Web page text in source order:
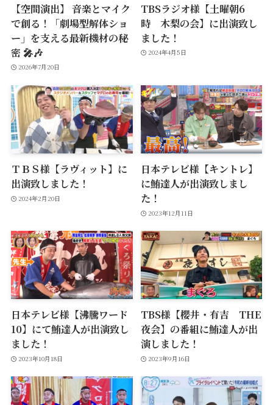
【空間演出】 音楽とマイク
で創る！「劇場型解体ショ
ー」を支える最新機材の秘
密 🎤🎶
2026年7月20日
TBSラジオ様【土曜朝6
時 木梨の会】に出演致し
ました！
2024年4月5日
ＴＢＳ様【ラヴィット】に
出演致しました！
2024年2月20日
日本テレビ様【キントレ】
に鮪達人が出演致しまし
た！
2023年12月11日
日本テレビ様【沸騰ワード
10】にて鮪達人が出演致し
ました！
2023年10月18日
TBS様【櫻井・有吉 THE
夜会】の番組に鮪達人が出
演しました！
2023年9月16日